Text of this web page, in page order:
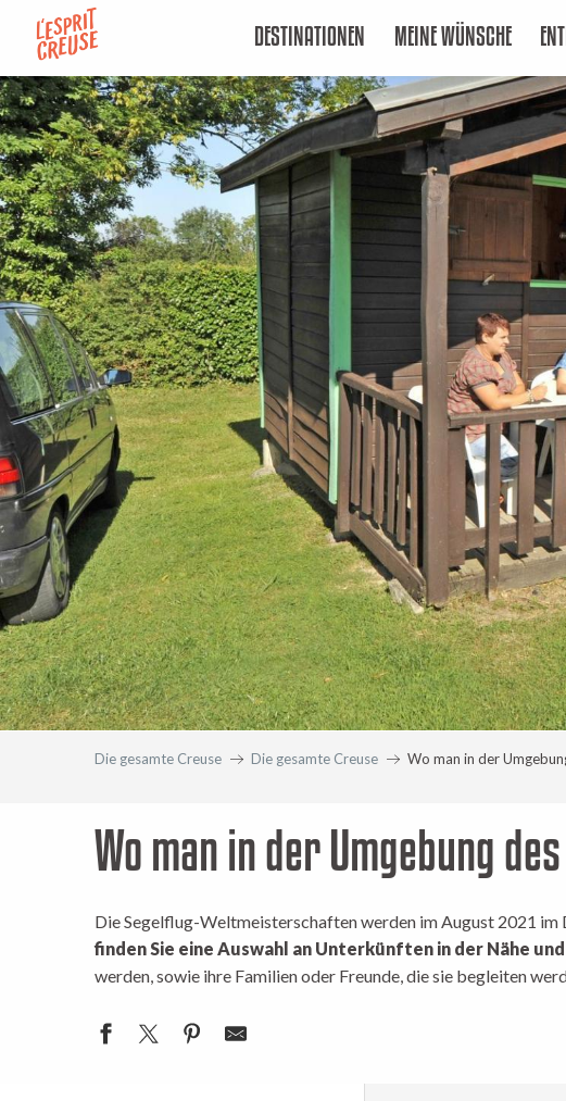
contenu
principal
DESTINATIONEN MEINE WÜNSCHE
Die gesamte Creuse Die gesamte Creuse Wo man in der
Wo man in der Umgebung
Die Segelflug-Weltmeisterschaften werden im August 2021
finden Sie eine Auswahl an Unterkünften in der Nähe
werden, sowie ihre Familien oder Freunde, die sie begleiten